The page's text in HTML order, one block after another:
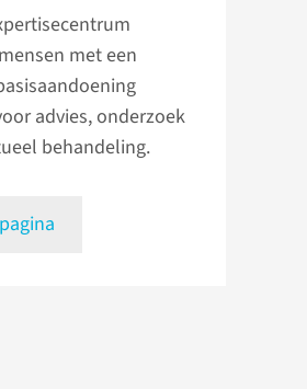
met een
advies, onderzoek
behandeling.